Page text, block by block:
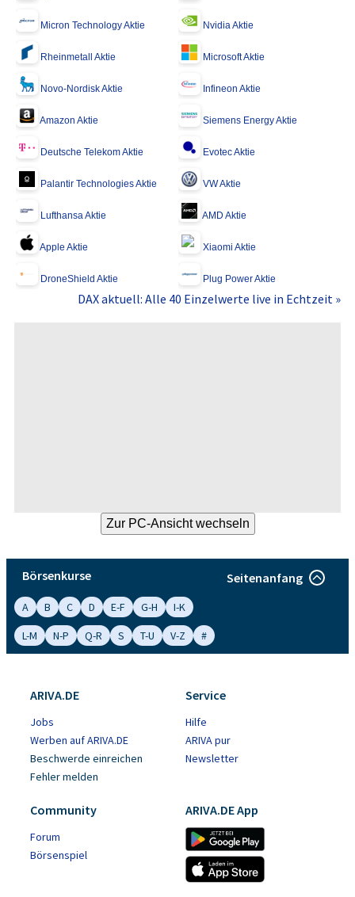
Micron Technology Aktie Nvidia Aktie
Rheinmetall Aktie Microsoft Aktie
Novo-Nordisk Aktie Infineon Aktie
Amazon Aktie Siemens Energy Aktie
Deutsche Telekom Aktie Evotec Aktie
Palantir Technologies Aktie VW Aktie
Lufthansa Aktie AMD Aktie
Apple Aktie Xiaomi Aktie
DroneShield Aktie Plug Power Aktie
DAX aktuell: Alle 40 Einzelwerte live in Echtzeit »
Börsenkurse Seitenanfang
A B C D E-F G-H
I-K
L-M
N-P Q-R S T-U V-Z #
ARIVA.DE
Jobs
Werben auf ARIVA.DE
Beschwerde einreichen
Fehler melden
Service
Hilfe
ARIVA pur
Newsletter
Community
Forum
Börsenspiel
ARIVA.DE App